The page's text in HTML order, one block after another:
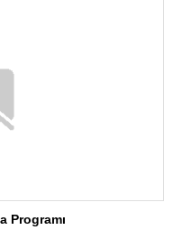
Programı